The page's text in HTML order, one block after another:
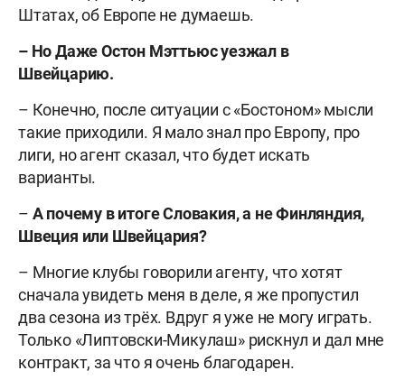
Штатах, об Европе не думаешь.
– Но Даже Остон Мэттьюс уезжал в
Швейцарию.
– Конечно, после ситуации с «Бостоном» мысли
такие приходили. Я мало знал про Европу, про
лиги, но агент сказал, что будет искать
варианты.
– А почему в итоге Словакия, а не Финляндия,
Швеция или Швейцария?
– Многие клубы говорили агенту, что хотят
сначала увидеть меня в деле, я же пропустил
два сезона из трёх. Вдруг я уже не могу играть.
Только «Липтовски-Микулаш» рискнул и дал мне
контракт, за что я очень благодарен.